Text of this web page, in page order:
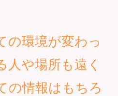
の環境が変わっ
人や場所も遠く
の情報はもちろ